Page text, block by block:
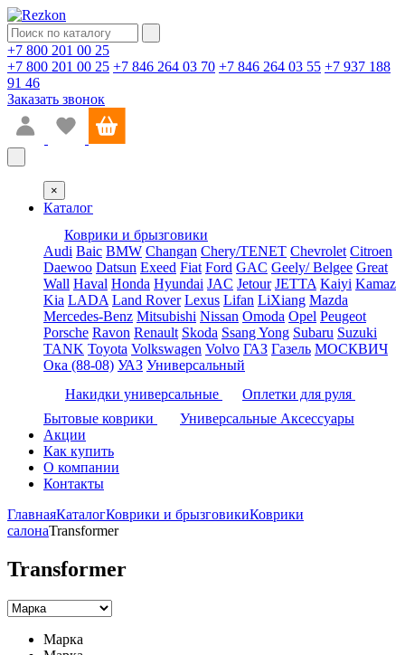
+7 800 201 00 25
+7 800 201 00 25 +7 846 264 03 70 +7 846 264 03 55 +7 937 188
91 46
Заказать звонок
×
Каталог
Коврики и брызговики
Audi Baic BMW Changan Chery/TENET Chevrolet Citroen
Daewoo Datsun Exeed Fiat Ford GAC Geely/ Belgee Great
Wall Haval Honda Hyundai JAC Jetour JETTA Kaiyi Kamaz
Kia LADA Land Rover Lexus Lifan LiXiang Mazda
Mercedes-Benz Mitsubishi Nissan Omoda Opel Peugeot
Porsche Ravon Renault Skoda Ssang Yong Subaru Suzuki
TANK Toyota Volkswagen Volvo ГАЗ Газель МОСКВИЧ
Ока (88-08) УАЗ Универсальный
Накидки универсальные
Оплетки для руля
Бытовые коврики
Универсальные Аксессуары
Акции
Как купить
О компании
Контакты
ГлавнаяКаталогКоврики и брызговикиКоврики
салонаTransformer
Transformer
Марка